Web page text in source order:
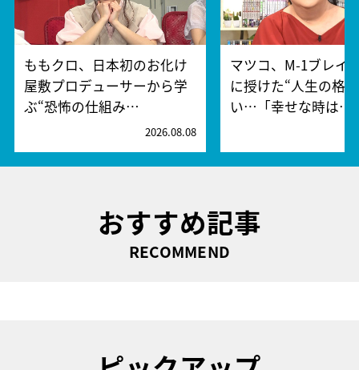
ももクロ、日本初のお化け
屋敷プロデューサーから学
ぶ“恐怖の仕組み…
2026.08.08
マツコ、M-1ブレイ
に授けた“人生の格
い…「幸せな時は…
おすすめ記事
RECOMMEND